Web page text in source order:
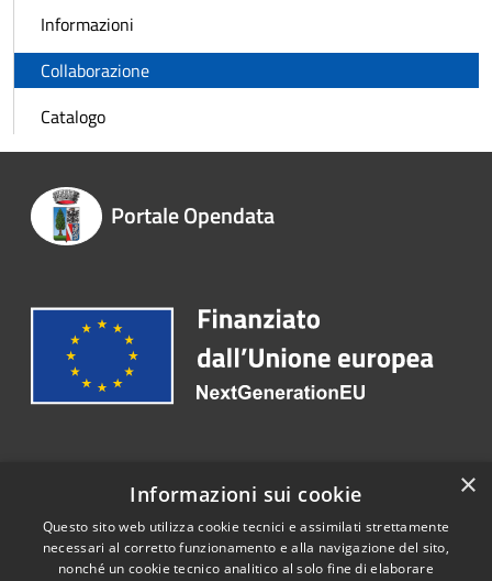
Informazioni
Collaborazione
Catalogo
Portale Opendata
Recapiti e contatti
Email: info@comune.trenzano.bs.it
×
Informazioni sui cookie
Questo sito web utilizza cookie tecnici e assimilati strettamente
necessari al corretto funzionamento e alla navigazione del sito,
nonché un cookie tecnico analitico al solo fine di elaborare